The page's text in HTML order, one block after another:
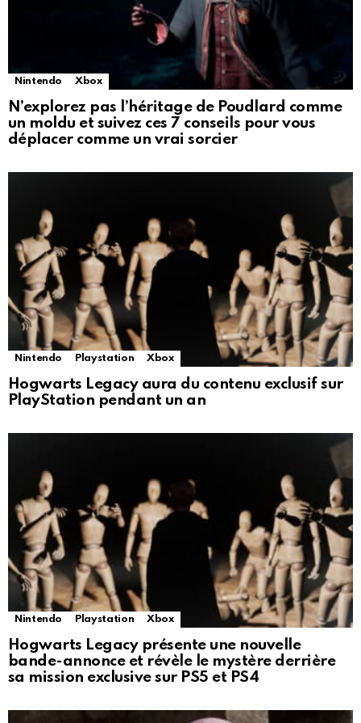
Nintendo Xbox
N’explorez pas l’héritage de Poudlard comme
un moldu et suivez ces 7 conseils pour vous
déplacer comme un vrai sorcier
Nintendo Playstation Xbox
Hogwarts Legacy aura du contenu exclusif sur
PlayStation pendant un an
Nintendo Playstation Xbox
Hogwarts Legacy présente une nouvelle
bande-annonce et révèle le mystère derrière
sa mission exclusive sur PS5 et PS4